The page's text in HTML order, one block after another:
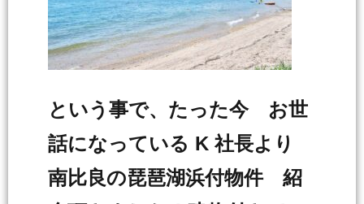
という事で、たった今 お世
話になっている K 社長より
南比良の琵琶湖浜付物件 紹